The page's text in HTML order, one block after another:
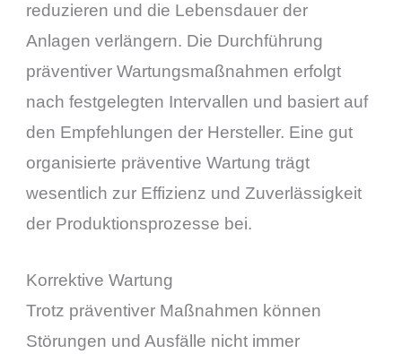
reduzieren und die Lebensdauer der
Anlagen verlängern. Die Durchführung
präventiver Wartungsmaßnahmen erfolgt
nach festgelegten Intervallen und basiert auf
den Empfehlungen der Hersteller. Eine gut
organisierte präventive Wartung trägt
wesentlich zur Effizienz und Zuverlässigkeit
der Produktionsprozesse bei.
Korrektive Wartung
Trotz präventiver Maßnahmen können
Störungen und Ausfälle nicht immer